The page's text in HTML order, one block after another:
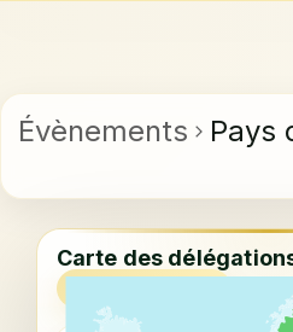
Évènements Pays
Carte des